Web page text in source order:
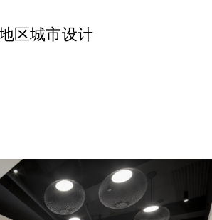
区城市设计